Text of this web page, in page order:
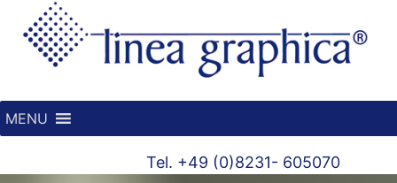
MENU
Tel. +49 (0)8231- 605070